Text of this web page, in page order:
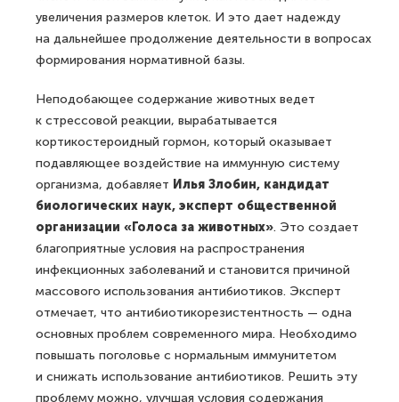
увеличения размеров клеток. И это дает надежду
на дальнейшее продолжение деятельности в вопросах
формирования нормативной базы.
Неподобающее содержание животных ведет
к стрессовой реакции, вырабатывается
кортикостероидный гормон, который оказывает
подавляющее воздействие на иммунную систему
организма, добавляет Илья Злобин, кандидат
биологических наук, эксперт общественной
организации «Голоса за животных». Это создает
благоприятные условия на распространения
инфекционных заболеваний и становится причиной
массового использования антибиотиков. Эксперт
отмечает, что антибиотикорезистентность — одна
основных проблем современного мира. Необходимо
повышать поголовье с нормальным иммунитетом
и снижать использование антибиотиков. Решить эту
проблему можно, улучшая условия содержания